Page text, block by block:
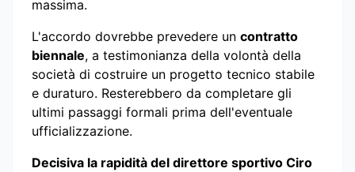
massima.
L'accordo dovrebbe prevedere un contratto
biennale, a testimonianza della volontà della
società di costruire un progetto tecnico stabile
e duraturo. Resterebbero da completare gli
ultimi passaggi formali prima dell'eventuale
ufficializzazione.
Decisiva la rapidità del direttore sportivo Ciro